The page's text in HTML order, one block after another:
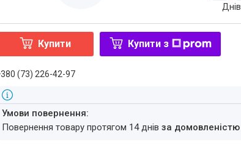
Днів
Купити Купити з
(73) 226-42-97
повернення товару протягом 14 днівза домовленістю